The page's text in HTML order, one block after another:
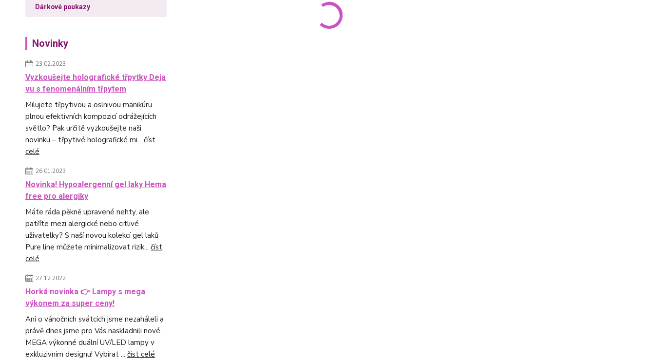
Dárkové poukazy
Novinky
23.02.2023
Vyzkoušejte holografické třpytky Deja
vu s fenomenálním třpytem
Milujete třpytivou a oslnivou manikúru
plnou efektivních kompozicí odrážejících
světlo? Pak určitě vyzkoušejte naši
novinku – třpytivé holografické mi... číst
celé
26.01.2023
Novinka! Hypoalergenní gel laky Hema
free pro alergiky
Máte ráda pěkně upravené nehty, ale
patříte mezi alergické nebo citlivé
uživatelky? S naší novou kolekcí gel laků
Pure line můžete minimalizovat rizik... číst
celé
27.12.2022
Horká novinka 👉 Lampy s mega
výkonem za super ceny!
Ani o vánočních svátcích jsme nezaháleli a
právě dnes jsme pro Vás naskladnili nové,
MEGA výkonné duální UV/LED lampy v
exkluzivním designu! Vybírat ... číst celé